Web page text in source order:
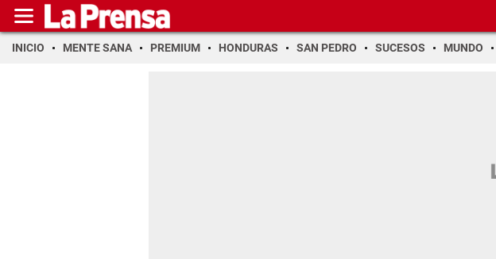
INICIO MENTE SANA PREMIUM HONDURAS SAN PEDRO SUCESOS MUNDO